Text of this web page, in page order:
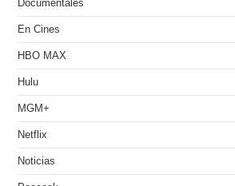
Documentales
En Cines
HBO MAX
Hulu
MGM+
Netflix
Noticias